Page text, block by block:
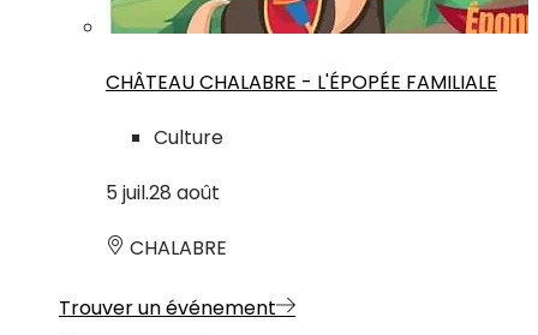
CHÂTEAU CHALABRE - L'ÉPOPÉE FAMILIALE
Culture
5 juil.28 août
CHALABRE
Trouver un événement